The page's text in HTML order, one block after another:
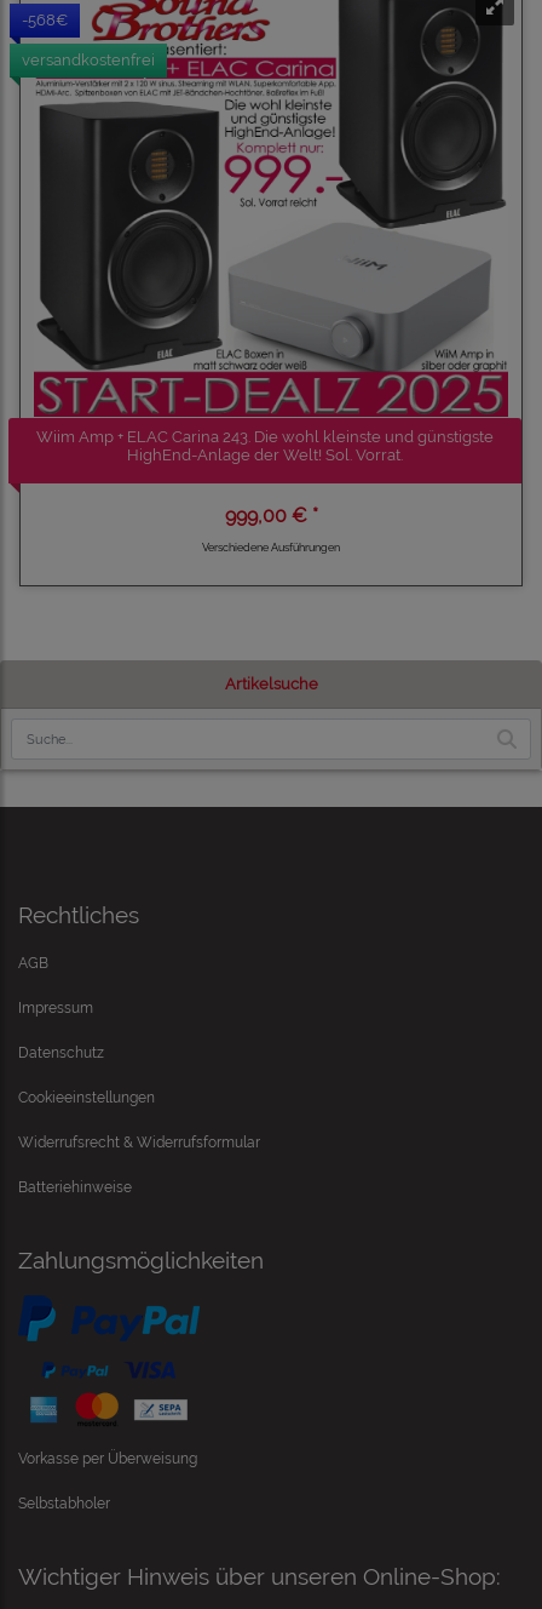
-568€
versandkostenfrei
Wiim Amp + ELAC Carina 243. Die wohl kleinste und günstigste
HighEnd-Anlage der Welt! Sol. Vorrat.
999,00 € *
Verschiedene Ausführungen
Artikelsuche
Rechtliches
AGB
Impressum
Datenschutz
Cookieeinstellungen
Widerrufsrecht & Widerrufsformular
Batteriehinweise
Zahlungsmöglichkeiten
Vorkasse per Überweisung
Selbstabholer
Wichtiger Hinweis über unseren Online-Shop: